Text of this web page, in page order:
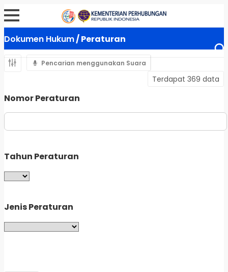
Dokumen Hukum/ Peraturan
Pencarian menggunakan Suara
Terdapat 369 data
Nomor Peraturan
Tahun Peraturan
Jenis Peraturan